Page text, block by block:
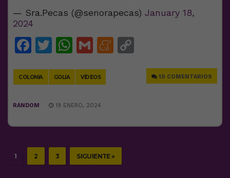
— Sra.Pecas (@senorapecas) January 18,
2024
Facebook
Twitter
WhatsApp
GmailMeneame
COLONIA GOLIA VÍDEOS 10 COMENTARIOS
RANDOM 19 ENERO, 2024
1 2 3 SIGUIENTE »